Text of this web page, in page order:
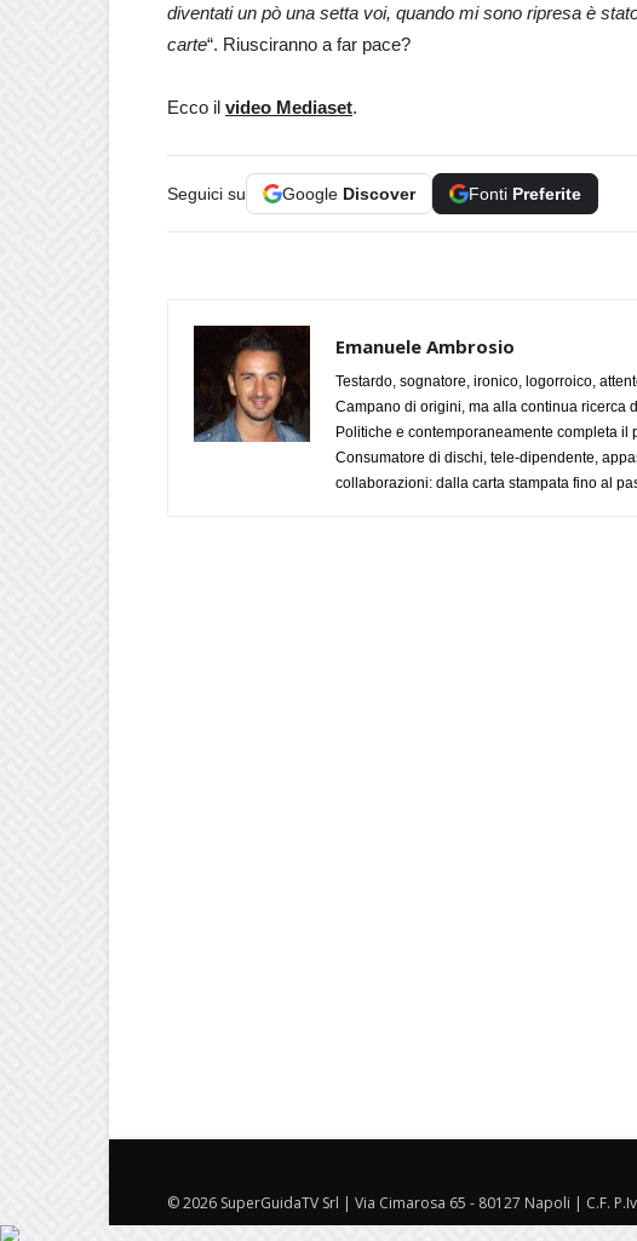
diventati un pò una setta voi, quando mi sono ripresa è
carte“. Riusciranno a far pace?
Ecco il video Mediaset.
Seguici su Google Discover Fonti Preferite
Emanuele Ambrosio
Testardo, sognatore, ironico, logorroico,
Campano di origini, ma alla continua ricerca
Politiche e contemporaneamente completa il
Consumatore di dischi, tele-dipendente,
collaborazioni: dalla carta stampata fino al
© 2026 SuperGuidaTV Srl | Via Cimarosa 65 - 80127 Napoli | C.F.